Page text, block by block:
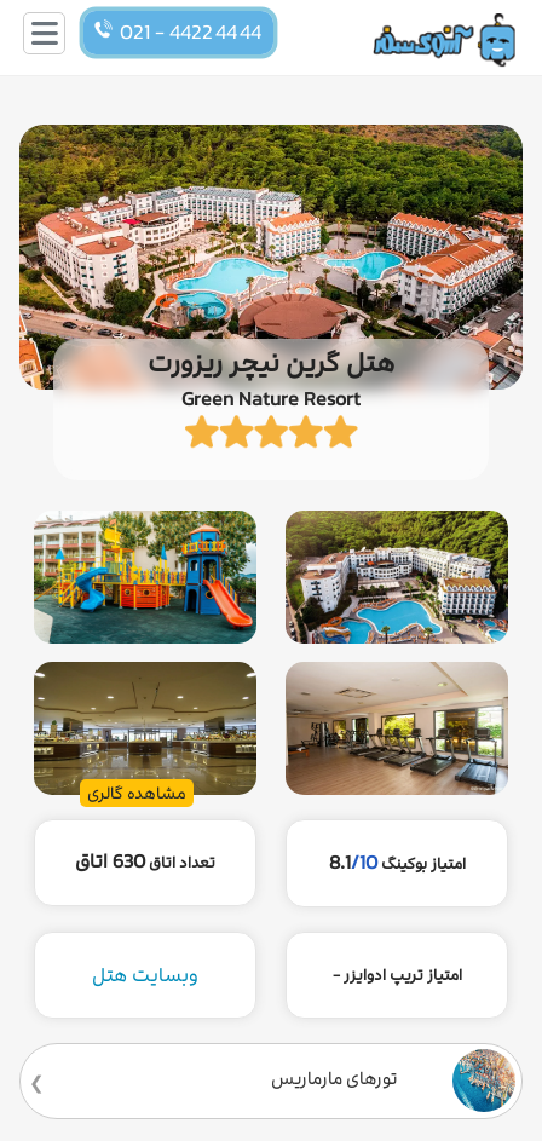
021 - 4422 44 44
هتل گرین نیچر ریزورت
Green Nature Resort
مشاهده گالری
امتیاز بوکینگ 8.1/10 تعداد اتاق630 اتاق
امتیاز تریپ ادوایزر - وبسایت هتل
تورهای مارماریس